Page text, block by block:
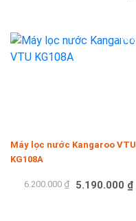
-16%
Máy lọc nước Kangaroo VTU
KG108A
6.200.000 ₫ 5.190.000 ₫